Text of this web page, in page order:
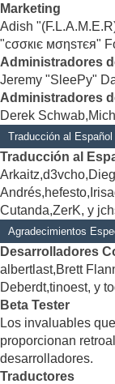
Marketing
Adish
"cσσкιє мσηѕтєя"
Administradores
Jeremy "SleePy"
Administradores
Derek
Traducción al Español
Traducción al
Cutanda,ZerK, y
Agradecimientos
Desarrolladores
albertlast,Brett
Deberdt,tinoest, y
Beta Tester
Los invaluables
proporcionan
desarrolladores.
Traductores